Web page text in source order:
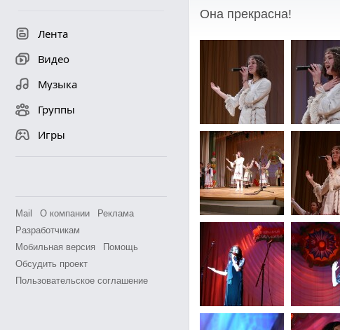
Лента
Видео
Музыка
Группы
Игры
Mail О компании
Реклама
Разработчикам
Мобильная версия
Помощь
Обсудить проект
Пользовательское соглашение
Она прекрасна!